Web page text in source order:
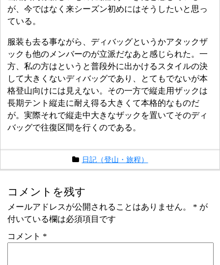
が、今ではなく来シーズン初めにはそうしたいと思っ
ている。
服装も去る事ながら、ディバッグというかアタックザ
ックも他のメンバーのが立派だなあと感じられた。一
方、私の方はというと普段外に出かけるスタイルの決
して大きくないディバッグであり、とてもでないが本
格登山向けには見えない。その一方で縦走用ザックは
長期テント縦走に耐え得る大きくて本格的なものだ
が。実際それで縦走中大きなザックを置いてそのディ
バッグで往復区間を行くのである。
日記（登山・旅程）
コメントを残す
メールアドレスが公開されることはありません。 * が
付いている欄は必須項目です
コメント *